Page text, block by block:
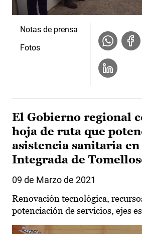
Notas de prensa
Fotos
El Gobierno regional
hoja de ruta que
asistencia sanitaria
Integrada de
09 de Marzo de 2021
Renovación tecnológica,
potenciación de servicios, ejes